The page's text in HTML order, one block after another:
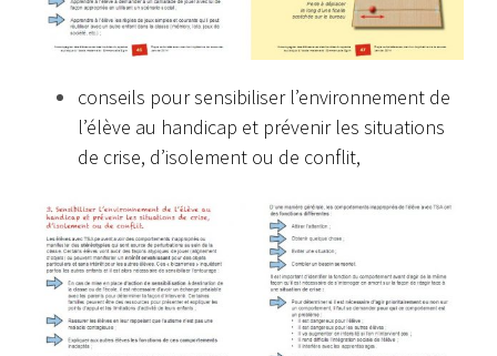
conseils pour sensibiliser l’environnement de
l’élève au handicap et prévenir les situations
de crise, d’isolement ou de conflit,